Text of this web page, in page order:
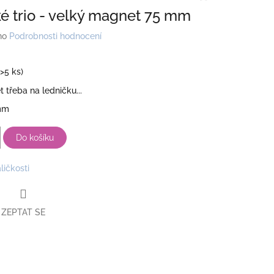
trio - velký magnet 75 mm
Podrobnosti hodnocení
ks)
třeba na ledničku...
Do košíku
ZEPTAT SE